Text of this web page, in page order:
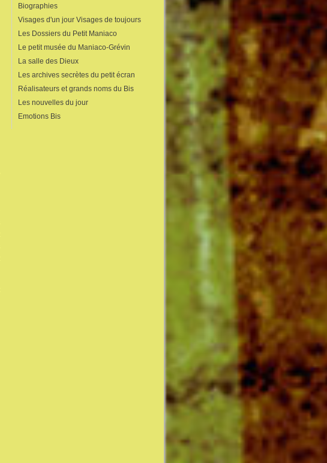
Biographies
Visages d'un jour Visages de toujours
Les Dossiers du Petit Maniaco
Le petit musée du Maniaco-Grévin
La salle des Dieux
Les archives secrètes du petit écran
Réalisateurs et grands noms du Bis
Les nouvelles du jour
Emotions Bis